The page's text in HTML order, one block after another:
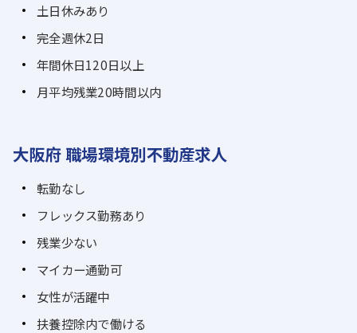
土日休みあり
完全週休2日
年間休日120日以上
月平均残業20時間以内
大阪府 職場環境別不動産求人
転勤なし
フレックス勤務あり
残業少ない
マイカー通勤可
女性が活躍中
扶養控除内で働ける